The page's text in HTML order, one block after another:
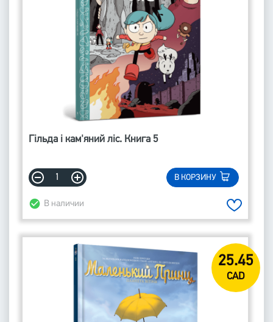
Гільда і кам'яний ліс. Книга 5
В КОРЗИНУ
В наличии
25.45
CAD